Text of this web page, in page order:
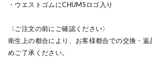
・ウエストゴムにCHUMSロゴ入り
〈ご注文の前にご確認ください〉
衛生上の都合により、お客様都合での交換・返
めご了承ください。